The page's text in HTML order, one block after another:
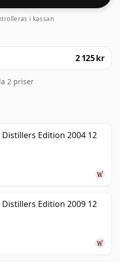
i kassan
2 125 kr
2 priser
Distillers Edition 2004 12
Distillers Edition 2009 12